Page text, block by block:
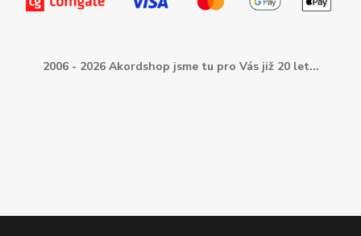
2006 - 2026 Akordshop jsme tu pro Vás již 20 let...